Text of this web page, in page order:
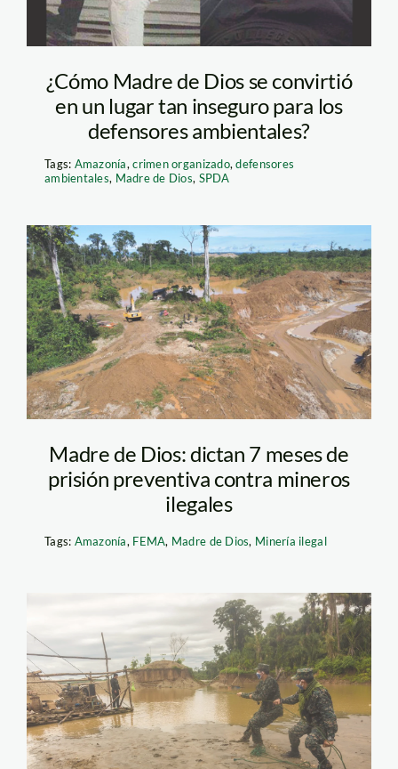
¿Cómo Madre de Dios se convirtió
en un lugar tan inseguro para los
defensores ambientales?
Tags: Amazonía,crimen organizado,defensores
ambientales, Madre de Dios, SPDA
mineria ilegal – madre
de dios – barranco
chico – fema
Madre de Dios: dictan 7 meses de
prisión preventiva contra mineros
ilegales
Tags: Amazonía, FEMA, Madre de Dios, Minería ilegal
FEMA MDD